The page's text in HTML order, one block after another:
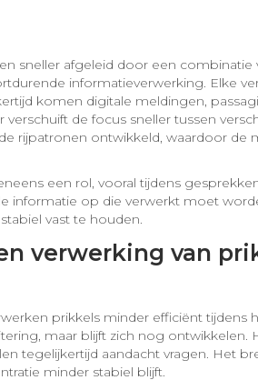
sneller afgeleid door een combinatie
informatieverwerking. Elke
komen digitale meldingen,
de focus sneller tussen
rijpatronen ontwikkeld, waardoor de
een rol, vooral tijdens
informatie op die verwerkt moet
vast te houden.
verwerking van
prikkels minder efficiënt tijdens
maar blijft zich nog ontwikkelen.
tegelijkertijd aandacht vragen. Het
minder stabiel blijft.